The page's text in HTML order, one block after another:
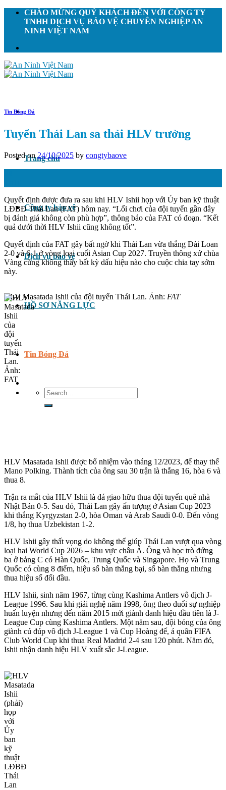
Skip
content
CHÀO MỪNG QUÝ KHÁCH ĐẾN VỚI CÔNG TY
TNHH DỊCH VỤ BẢO VỆ CHUYÊN NGHIỆP AN
NINH VIỆT NAM
Trang chủ
Công ty bảo vệ
Dịch vụ bảo vệ
HỒ SƠ NĂNG LỰC
Tin Bóng Đá
Search
for:
Tin Bóng Đá
Tuyển Thái Lan sa thải HLV trưởng
Posted on24/10/2025 by congtybaove
Quyết định được đưa ra sau khi HLV Ishii họp với Ủy ban kỹ thuật
LĐBĐ Thái Lan (FAT) hôm nay. “Lối chơi của đội tuyển gần đây
bị đánh giá không còn phù hợp”, thông báo của FAT có đoạn. “Kết
quả dưới thời HLV Ishii cũng không tốt”.
Quyết định của FAT gây bất ngờ khi Thái Lan vừa thắng Đài Loan
2-0 và 6-1 ở vòng loại cuối Asian Cup 2027. Truyền thông xứ chùa
Vàng cũng không thấy bất kỳ dấu hiệu nào cho cuộc chia tay sớm
này.
HLV Masatada Ishii của đội tuyển Thái Lan. Ảnh: FAT
HLV Masatada Ishii được bổ nhiệm vào tháng 12/2023, để thay thế
Mano Polking. Thành tích của ông sau 30 trận là thắng 16, hòa 6 và
thua 8.
Trận ra mắt của HLV Ishii là đá giao hữu thua đội tuyển quê nhà
Nhật Bản 0-5. Sau đó, Thái Lan gây ấn tượng ở Asian Cup 2023
khi thắng Kyrgyzstan 2-0, hòa Oman và Arab Saudi 0-0. Đến vòng
1/8, họ thua Uzbekistan 1-2.
HLV Ishii gây thất vọng do không thể giúp Thái Lan vượt qua vòng
loại hai World Cup 2026 – khu vực châu Á. Ông và học trò đứng
ba ở bảng C có Hàn Quốc, Trung Quốc và Singapore. Họ và Trung
Quốc có cùng 8 điểm, hiệu số bàn thắng bại, số bàn thắng nhưng
thua hiệu số đối đầu.
HLV Ishii, sinh năm 1967, từng cùng Kashima Antlers vô địch J-
League 1996. Sau khi giải nghệ năm 1998, ông theo đuổi sự nghiệp
huấn luyện nhưng đến năm 2015 mới giành danh hiệu đầu tiên là J-
League Cup cùng Kashima Antlers. Một năm sau, đội bóng của ông
giành cú đúp vô địch J-League 1 và Cup Hoàng đế, á quân FIFA
Club World Cup khi thua Real Madrid 2-4 sau 120 phút. Năm đó,
Ishii nhận danh hiệu HLV xuất sắc J-League.